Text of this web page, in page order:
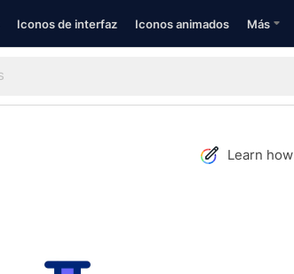
Iconos de interfaz Iconos animados Más
Learn how